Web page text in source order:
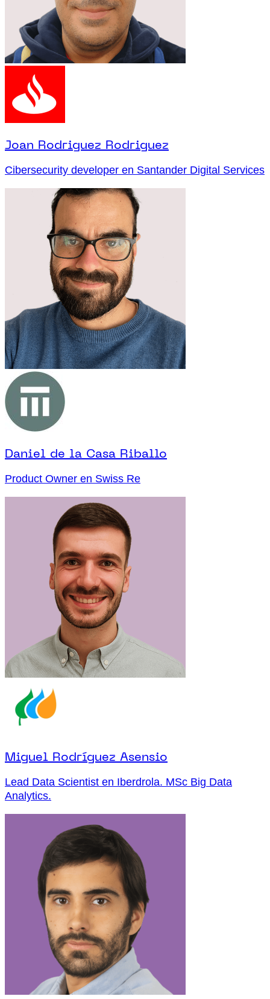
Joan Rodriguez Rodriguez
Cibersecurity developer en Santander Digital Services
Daniel de la Casa Riballo
Product Owner en Swiss Re
Miguel Rodríguez Asensio
Lead Data Scientist en Iberdrola. MSc Big Data
Analytics.